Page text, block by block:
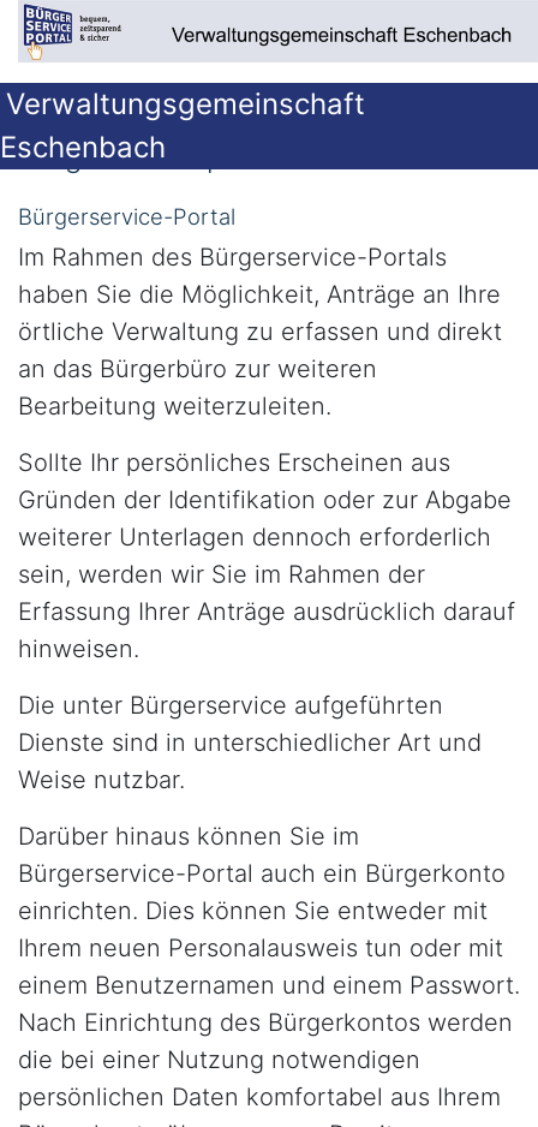
Verwaltungsgemeinschaft
Eschenbach
Bürgerserviceportal
Bürgerservice-Portal
Im Rahmen des Bürgerservice-Portals
haben Sie die Möglichkeit, Anträge an Ihre
örtliche Verwaltung zu erfassen und direkt
an das Bürgerbüro zur weiteren
Bearbeitung weiterzuleiten.
Sollte Ihr persönliches Erscheinen aus
Gründen der Identifikation oder zur Abgabe
weiterer Unterlagen dennoch erforderlich
sein, werden wir Sie im Rahmen der
Erfassung Ihrer Anträge ausdrücklich darauf
hinweisen.
Die unter Bürgerservice aufgeführten
Dienste sind in unterschiedlicher Art und
Weise nutzbar.
Darüber hinaus können Sie im
Bürgerservice-Portal auch ein Bürgerkonto
einrichten. Dies können Sie entweder mit
Ihrem neuen Personalausweis tun oder mit
einem Benutzernamen und einem Passwort.
Nach Einrichtung des Bürgerkontos werden
die bei einer Nutzung notwendigen
persönlichen Daten komfortabel aus Ihrem